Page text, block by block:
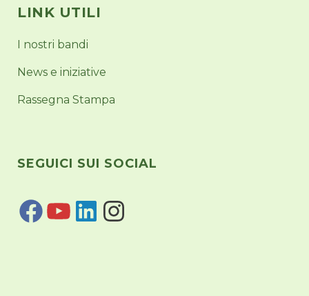
LINK UTILI
I nostri bandi
News e iniziative
Rassegna Stampa
SEGUICI SUI SOCIAL